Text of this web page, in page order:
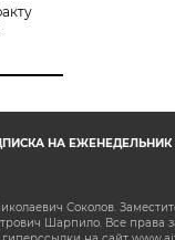
НА
Соколов.
Шарпило. Все права